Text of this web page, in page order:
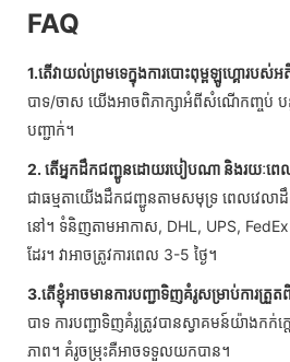
FAQ
1.តើវាយល់ព្រមទេក្នុងការបោះពុម្ពឡូហ្គោរ
បាទ/ចាស យើងអាចពិភាក្សាអំពីសំណើកញ្ចប់ បន្
បញ្ជាក់។
2. តើអ្នកដឹកជញ្ជូនដោយរបៀបណា និងរយៈពេល
ជាធម្មតាយើងដឹកជញ្ជូនតាមសមុទ្រ ពេលវេលា
នៅ។ ទំនិញតាមអាកាស, DHL, UPS,
ដែរ។ វាអាចត្រូវការពេល 3-5 ថ្ងៃ។
3.តើខ្ញុំអាចមានការបញ្ជាទិញគំរូសម្រាប់ការត្
បាទ ការបញ្ជាទិញគំរូត្រូវបានស្វាគមន៍យ៉ាងកក់ក្
ភាព។ គំរូចម្រុះគឺអាចទទួលយកបាន។